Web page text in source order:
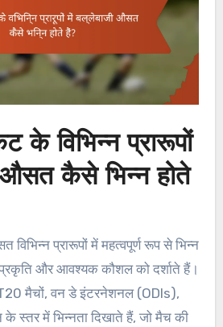
के विभिन्न प्रारूपों
औसत कैसे भिन्न होते
प्रारूपों में महत्वपूर्ण रूप से भिन्न
और आवश्यक कौशल को दर्शाते हैं।
मैचों, वन डे इंटरनेशनल (ODIs),
स्तर में भिन्नता दिखाते हैं, जो मैच की